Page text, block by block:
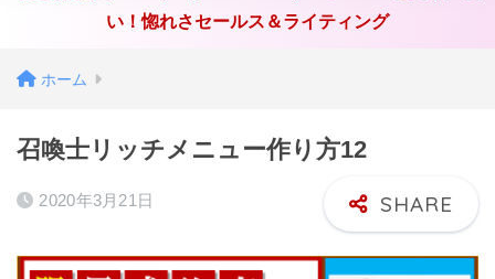
い！惚れさセールス＆ライティング
ホーム
召喚士リッチメニュー作り方12
2020年3月21日